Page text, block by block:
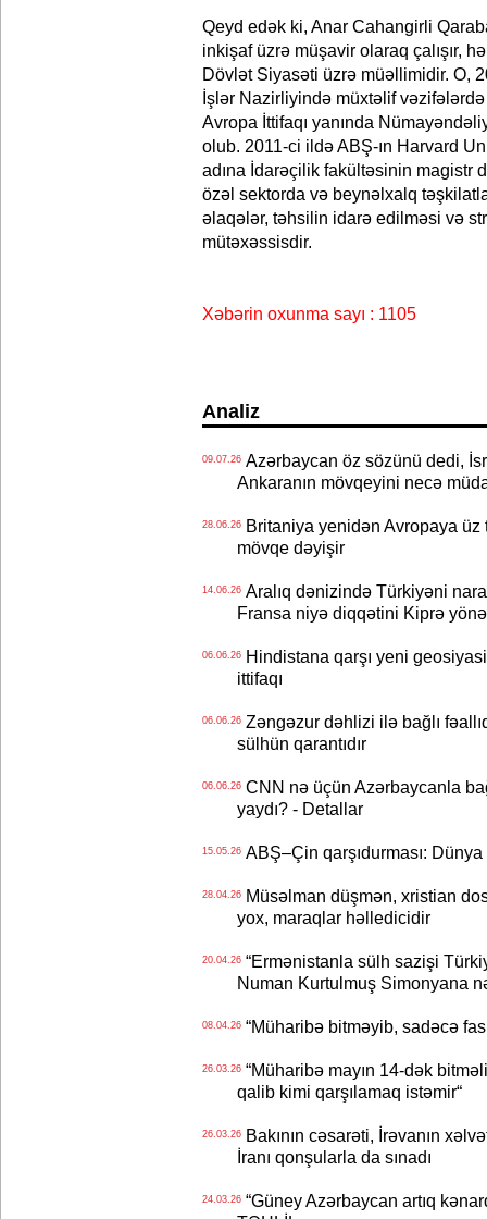
Qeyd edək ki, Anar Cahangirli
inkişaf üzrə müşavir olaraq çalışır,
Dövlət Siyasəti üzrə müəllimidir. O,
İşlər Nazirliyində müxtəlif vəzifələrdə
Avropa İttifaqı yanında
olub. 2011-ci ildə ABŞ-ın Harvard
adına İdarəçilik fakültəsinin magistr
özəl sektorda və beynəlxalq
əlaqələr, təhsilin idarə edilməsi və
mütəxəssisdir.
Xəbərin oxunma sayı : 1105
Analiz
09.07.26Azərbaycan öz sözünü dedi,
Ankaranın mövqeyini necə
28.06.26Britaniya yenidən Avropaya üz
mövqe dəyişir
14.06.26Aralıq dənizində Türkiyəni
Fransa niyə diqqətini Kiprə
06.06.26Hindistana qarşı yeni
ittifaqı
06.06.26Zəngəzur dəhlizi ilə bağlı
sülhün qarantıdır
06.06.26CNN nə üçün Azərbaycanla
yaydı? - Detallar
15.05.26ABŞ–Çin qarşıdurması:
28.04.26Müsəlman düşmən, xristian
yox, maraqlar həlledicidir
20.04.26“Ermənistanla sülh sazişi
Numan Kurtulmuş Simonyana
08.04.26“Müharibə bitməyib, sadəcə
26.03.26“Müharibə mayın 14-dək
qalib kimi qarşılamaq istəmir“
26.03.26Bakının cəsarəti, İrəvanın
İranı qonşularla da sınadı
24.03.26“Güney Azərbaycan artıq